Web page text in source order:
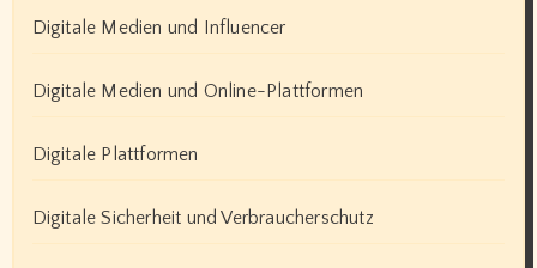
Digitale Medien und Influencer
Digitale Medien und Online-Plattformen
Digitale Plattformen
Digitale Sicherheit und Verbraucherschutz